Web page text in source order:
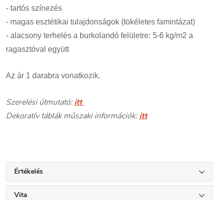
- tartós színezés
- magas esztétikai tulajdonságok (tökéletes famintázat)
- alacsony terhelés a burkolandó felületre: 5-6 kg/m2 a
ragasztóval együtt
Az ár 1 darabra vonatkozik.
Szerelési útmutató: itt
Dekoratív táblák műszaki információk:itt
Értékelés
Vita